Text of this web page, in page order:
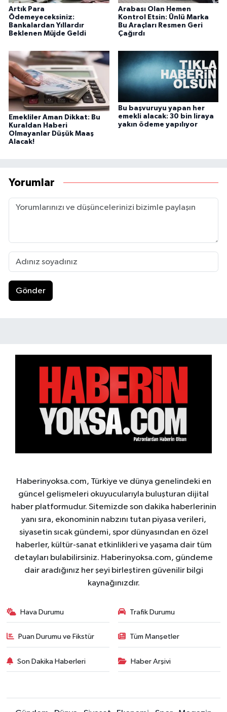
Artık Para
Ödemeyeceksiniz:
Bankalardan Yıllardır
Beklenen Müjde Geldi
Arabası Olan Hemen
Kontrol Etsin: Ünlü Marka
Bu Araçları Resmen Geri
Çağırdı
Emekliler Aman Dikkat: Bu
Kuraldan Haberi
Olmayanlar Düşük Maaş
Alacak!
Bu başvuruyu yapan her
emekli alacak: 30 bin liraya
yakın ödeme yapılıyor
Yorumlar
Gönder
Haberinyoksa.com, Türkiye ve dünya genelindeki en
güncel gelişmeleri okuyucularıyla buluşturan dijital
haber platformudur. Sitemizde son dakika haberlerinin
yanı sıra, ekonominin nabzını tutan piyasa verileri,
siyasetin sıcak gündemi, spor dünyasından en özel
haberler, kültür-sanat etkinlikleri ve yaşama dair tüm
detayları bulabilirsiniz. Haberinyoksa.com, gündeme
dair aradığınız her şeyi birleştiren güvenilir bilgi
kaynağınızdır.
Hava Durumu Trafik Durumu
Puan Durumu ve Fikstür Tüm Manşetler
Son Dakika Haberleri Haber Arşivi